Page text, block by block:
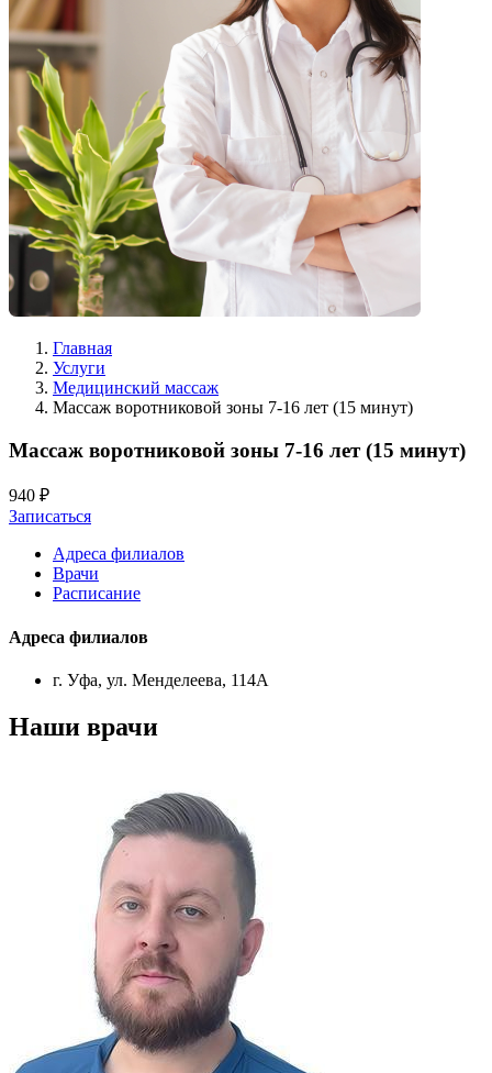
Главная
Услуги
Медицинский массаж
Массаж воротниковой зоны 7-16 лет (15 минут)
Массаж воротниковой зоны 7-16 лет (15 минут)
940 ₽
Записаться
Адреса филиалов
Врачи
Расписание
Адреса филиалов
г. Уфа, ул. Менделеева, 114А
Наши врачи